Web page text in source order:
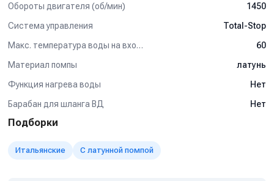
Обороты двигателя (об/мин)
1450
Система управления
Total-Stop
Макс. температура воды на входе (°C)
60
Материал помпы
латунь
Функция нагрева воды
Нет
Барабан для шланга ВД
Нет
Подборки
Итальянские С латунной помпой